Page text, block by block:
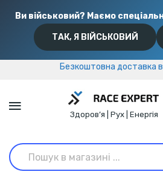
Ви військовий? Маємо
ТАК, Я ВІЙСЬКОВИЙ
Безкоштовна доставка
Безкоштовна доставка
Здоров’я | Рух | Енергія